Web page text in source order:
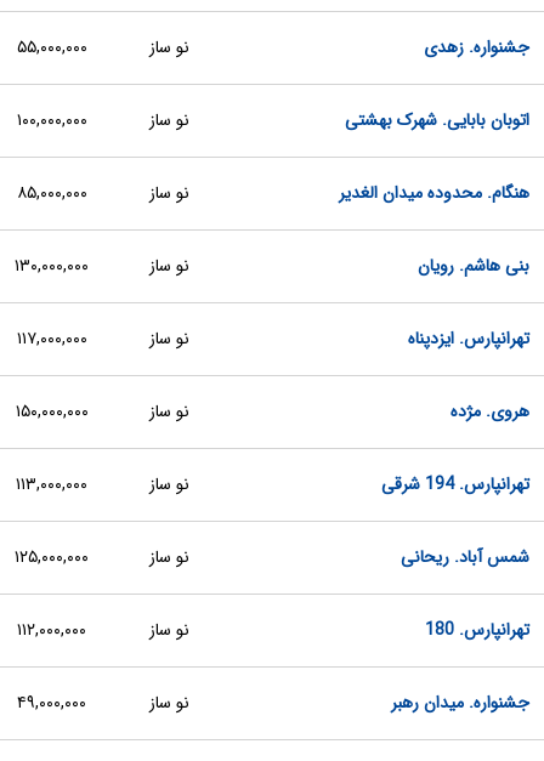
جشنواره. زهدی نو ساز ۵۵,۰۰۰,۰۰۰
اتوبان بابایی. شهرک بهشتی نو ساز ۱۰۰,۰۰۰,۰۰۰
هنگام. محدوده میدان الغدیر نو ساز ۸۵,۰۰۰,۰۰۰
بنی هاشم. رویان نو ساز ۱۳۰,۰۰۰,۰۰۰
تهرانپارس. ایزدپناه نو ساز ۱۱۷,۰۰۰,۰۰۰
هروی. مژده نو ساز ۱۵۰,۰۰۰,۰۰۰
تهرانپارس. 194 شرقی نو ساز ۱۱۳,۰۰۰,۰۰۰
شمس آباد. ریحانی نو ساز ۱۲۵,۰۰۰,۰۰۰
تهرانپارس. 180 نو ساز ۱۱۲,۰۰۰,۰۰۰
جشنواره. میدان رهبر نو ساز ۴۹,۰۰۰,۰۰۰